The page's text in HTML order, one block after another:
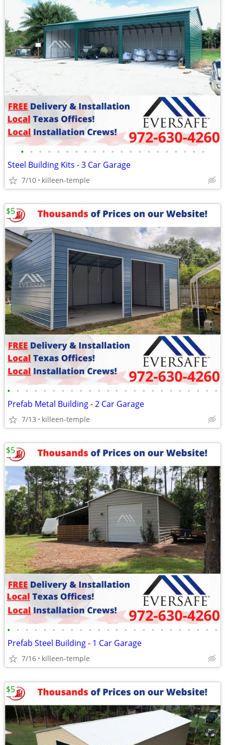
• • • • • • • • • • • • • • • • • • • • •
Steel Building Kits - 3 Car Garage
7/10 killeen-temple
• • • • • • • • • • • • • • • • • • • • • • • •
Prefab Metal Building - 2 Car Garage
7/13 killeen-temple
$5
• • • • • • • • • • • • • • • • • • • • • • • •
Prefab Steel Building - 1 Car Garage
7/16 killeen-temple
$5
$5